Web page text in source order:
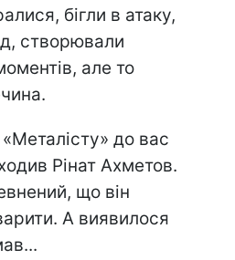
бігли в атаку,
створювали
але то
до вас
Рінат Ахметов.
що він
А виявилося